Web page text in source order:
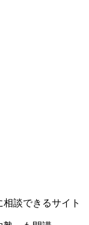
談できるサイト